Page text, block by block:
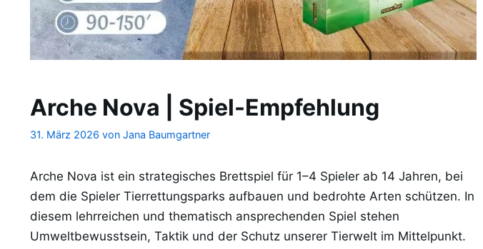
Arche Nova | Spiel-Empfehlung
31. März 2026 von Jana Baumgartner
Arche Nova ist ein strategisches Brettspiel für 1–4 Spieler ab 14 Jahren, bei
dem die Spieler Tierrettungsparks aufbauen und bedrohte Arten schützen. In
diesem lehrreichen und thematisch ansprechenden Spiel stehen
Umweltbewusstsein, Taktik und der Schutz unserer Tierwelt im Mittelpunkt.